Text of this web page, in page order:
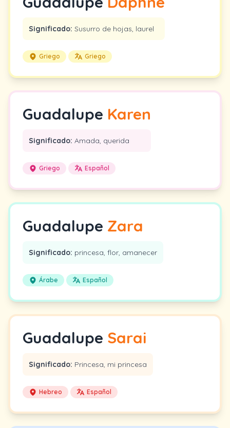
Significado: Susurro de hojas, laurel
Griego Griego
Guadalupe Karen
Significado: Amada, querida
Griego Español
Guadalupe Zara
Significado: princesa, flor, amanecer
Árabe Español
Guadalupe Sarai
Significado: Princesa, mi princesa
Hebreo Español